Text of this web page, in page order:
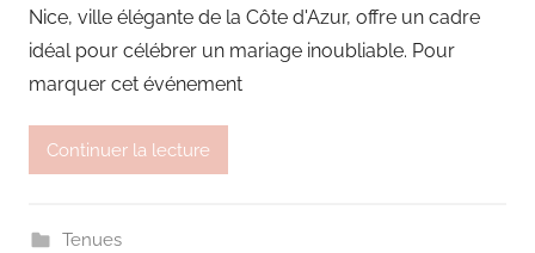
Nice, ville élégante de la Côte d'Azur, offre un cadre
idéal pour célébrer un mariage inoubliable. Pour
marquer cet événement
Continuer la lecture
Tenues